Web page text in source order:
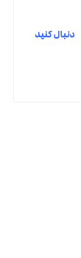
دنبال کنید